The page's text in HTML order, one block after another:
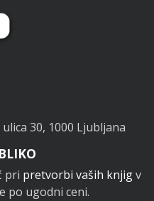
30, 1000 Ljubljana
pri pretvorbi vaših knjigv
po ugodni ceni.